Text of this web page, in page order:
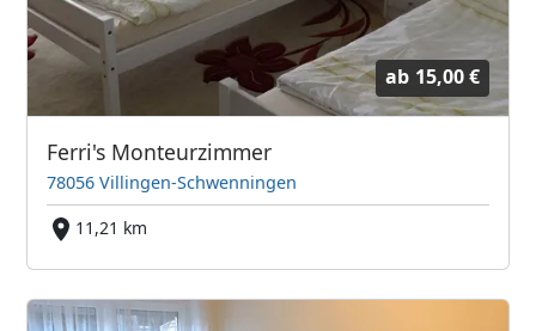
ab 15,00 €
Ferri's Monteurzimmer
78056 Villingen-Schwenningen
11,21 km